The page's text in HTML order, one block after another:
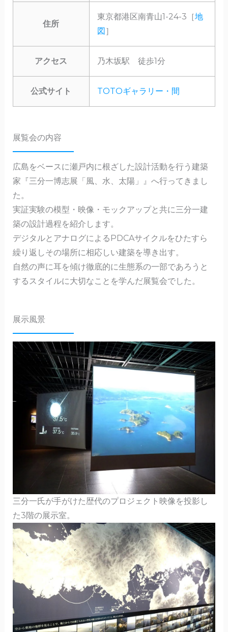
住所
東京都港区南青山1-24-3［地
図］
アクセス 乃木坂駅 徒歩1分
公式サイト TOTOギャラリー・間
展覧会の内容
広島をベースに瀬戸内に根ざした設計活動を行う建築
家『三分一博志展「風、水、太陽」』へ行ってきまし
た。
実証実験の模型・映像・モックアップと共に三分一建
築の設計過程を紹介します。
デジタルとアナログによるPDCAサイクルをひたすら
繰り返しその場所に相応しい建築を導き出す。
自然の声に耳を傾け徹底的に生態系の一部であろうと
するスタイルに大切なことを学んだ展覧会でした。
展示風景
三分一氏が手がけた歴代のプロジェクト映像を投影し
た3階の展示室。